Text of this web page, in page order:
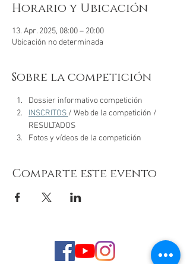
Horario y Ubicación
13. Apr. 2025, 08:00 – 20:00
Ubicación no determinada
Sobre la competición
Dossier informativo competición
INSCRITOS / Web de la competición /
RESULTADOS
Fotos y vídeos de la competición
Comparte este evento